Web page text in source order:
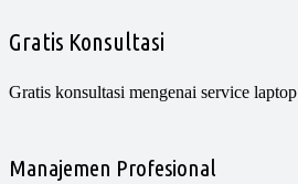
Gratis Konsultasi
Gratis konsultasi mengenai service laptop
Manajemen Profesional